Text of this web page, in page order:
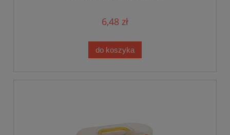
6,48 zł
do koszyka